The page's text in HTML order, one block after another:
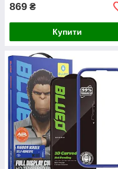
869 ₴
Купити